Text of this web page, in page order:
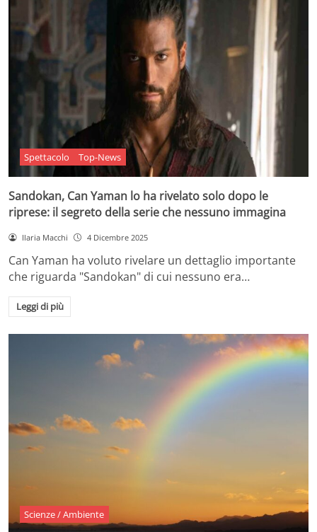
Spettacolo Top-News
Sandokan, Can Yaman lo ha rivelato solo dopo le
riprese: il segreto della serie che nessuno immagina
Ilaria Macchi 4 Dicembre 2025
Can Yaman ha voluto rivelare un dettaglio importante
che riguarda "Sandokan" di cui nessuno era…
Leggi di più
Scienze / Ambiente